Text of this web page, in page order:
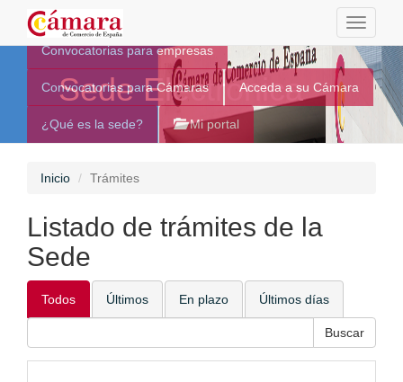
Toggle
Sede Electrónica
Convocatorias para empresas
Convocatorias para Cámaras Acceda a su Cámara
¿Qué es la sede? Mi portal
Inicio Trámites
Listado de trámites de la
Sede
Todos Últimos En plazo Últimos días